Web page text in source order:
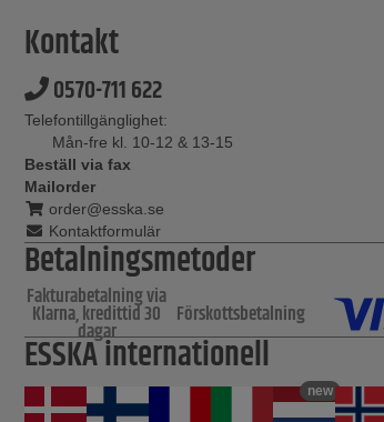
Kontakt
0570-711 622
Telefontillgänglighet:
Mån-fre kl. 10-12 & 13-15
Beställ via fax
Mailorder
order@esska.se
Kontaktformulär
Betalningsmetoder
Fakturabetalning via
Klarna, kredittid 30
dagar
Förskottsbetalning
ESSKA internationell
new